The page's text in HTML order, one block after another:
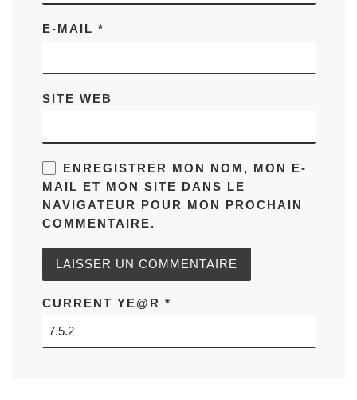
E-MAIL *
SITE WEB
ENREGISTRER MON NOM, MON E-
MAIL ET MON SITE DANS LE
NAVIGATEUR POUR MON PROCHAIN
COMMENTAIRE.
CURRENT YE@R *